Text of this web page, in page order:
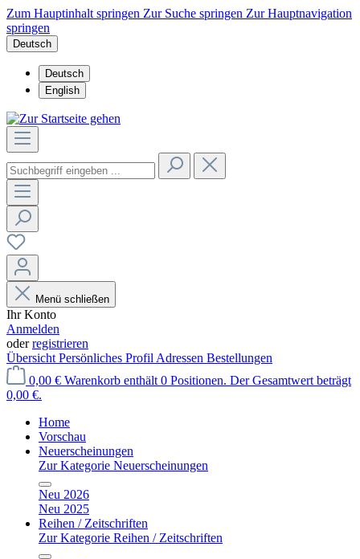
Zum Hauptinhalt springen Zur Suche springen Zur Hauptnavigation
springen
Deutsch
Deutsch
English
Menü schließen
Ihr Konto
Anmelden
oderregistrieren
Übersicht Persönliches Profil Adressen Bestellungen
0,00 € Warenkorb enthält 0 Positionen. Der Gesamtwert beträgt
0,00 €.
Home
Vorschau
Neuerscheinungen
Zur Kategorie Neuerscheinungen
Neu 2026
Neu 2025
Reihen / Zeitschriften
Zur Kategorie Reihen / Zeitschriften